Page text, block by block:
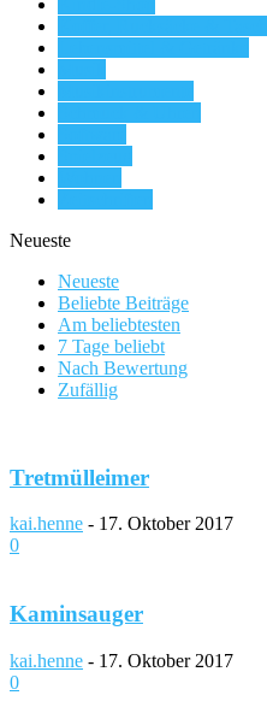
Neueste
Neueste
Beliebte Beiträge
Am beliebtesten
7 Tage beliebt
Nach Bewertung
Zufällig
Tretmülleimer
kai.henne - 17. Oktober 2017
0
Kaminsauger
kai.henne - 17. Oktober 2017
0